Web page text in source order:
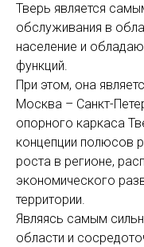
Тверь является
обслуживания в
население и
функций.
При этом, она
Москва – Санкт-
опорного каркаса
концепции полюсов
роста в регионе,
экономического
территории.
Являясь самым
области и